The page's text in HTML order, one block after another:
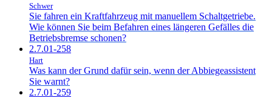
Schwer
Sie fahren ein Kraftfahrzeug mit manuellem Schaltgetriebe.
Wie können Sie beim Befahren eines längeren Gefälles die
Betriebsbremse schonen?
2.7.01-258
Hart
Was kann der Grund dafür sein, wenn der Abbiegeassistent
Sie warnt?
2.7.01-259